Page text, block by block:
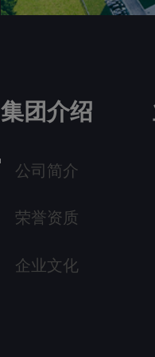
集团介绍
公司简介
荣誉资质
企业文化